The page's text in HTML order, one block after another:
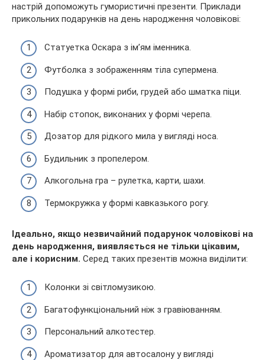
настрій допоможуть гумористичні презенти. Приклади
прикольних подарунків на день народження чоловікові:
Статуетка Оскара з ім’ям іменника.
Футболка з зображенням тіла супермена.
Подушка у формі риби, грудей або шматка піци.
Набір стопок, виконаних у формі черепа.
Дозатор для рідкого мила у вигляді носа.
Будильник з пропелером.
Алкогольна гра – рулетка, карти, шахи.
Термокружка у формі кавказького рогу.
Ідеально, якщо незвичайний подарунок чоловікові на
день народження, виявляється не тільки цікавим,
але і корисним. Серед таких презентів можна виділити:
Колонки зі світломузикою.
Багатофункціональний ніж з гравіюванням.
Персональний алкотестер.
Ароматизатор для автосалону у вигляді